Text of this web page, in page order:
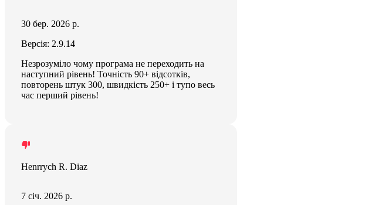
30 бер. 2026 р.
Версія: 2.9.14
Незрозуміло чому програма не переходить на
наступний рівень! Точність 90+ відсотків,
повторень штук 300, швидкість 250+ і тупо весь
час перший рівень!
Henrrych R. Diaz
7 січ. 2026 р.